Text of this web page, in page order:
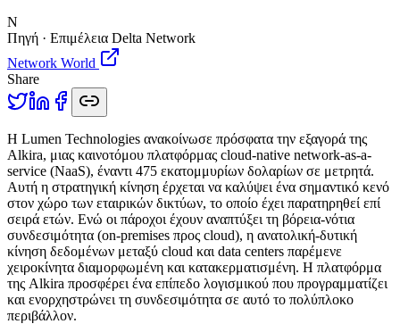
N
Πηγή · Επιμέλεια Delta Network
Network World
Share
Η Lumen Technologies ανακοίνωσε πρόσφατα την εξαγορά της
Alkira, μιας καινοτόμου πλατφόρμας cloud-native network-as-a-
service (NaaS), έναντι 475 εκατομμυρίων δολαρίων σε μετρητά.
Αυτή η στρατηγική κίνηση έρχεται να καλύψει ένα σημαντικό κενό
στον χώρο των εταιρικών δικτύων, το οποίο έχει παρατηρηθεί επί
σειρά ετών. Ενώ οι πάροχοι έχουν αναπτύξει τη βόρεια-νότια
συνδεσιμότητα (on-premises προς cloud), η ανατολική-δυτική
κίνηση δεδομένων μεταξύ cloud και data centers παρέμενε
χειροκίνητα διαμορφωμένη και κατακερματισμένη. Η πλατφόρμα
της Alkira προσφέρει ένα επίπεδο λογισμικού που προγραμματίζει
και ενορχηστρώνει τη συνδεσιμότητα σε αυτό το πολύπλοκο
περιβάλλον.